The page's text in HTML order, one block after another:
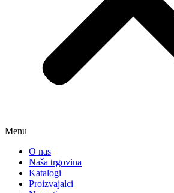
Menu
O nas
Naša trgovina
Katalogi
Proizvajalci